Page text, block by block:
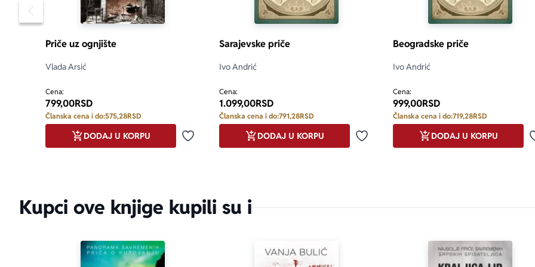
Arsić, Mihajlo Pantić, Igor Marojević, Đorđe Pisarev, Mirjana
Danica Vukićević, Dejan Stojiljković, Branko Anđić, Enes Halilović,
Pomeranje sadržaja slajdera u levo
Priče uz ognjište
Vlada Arsić
Cena:
799,00RSD
Članska cena i do:575,28RSD
Dodaj u omiljene
DODAJ U KORPU
Sarajevske priče
Ivo Andrić
Cena:
1.099,00RSD
Članska cena i do:791,28RSD
Dodaj u omiljene
DODAJ U KORPU
Beogradske priče
Ivo Andrić
Cena:
999,00RSD
Članska cena i do:719,28RSD
DODAJ U KORPU
Kupci ove knjige kupili su i